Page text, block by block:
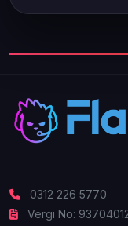
0312 226 5770
Vergi No: